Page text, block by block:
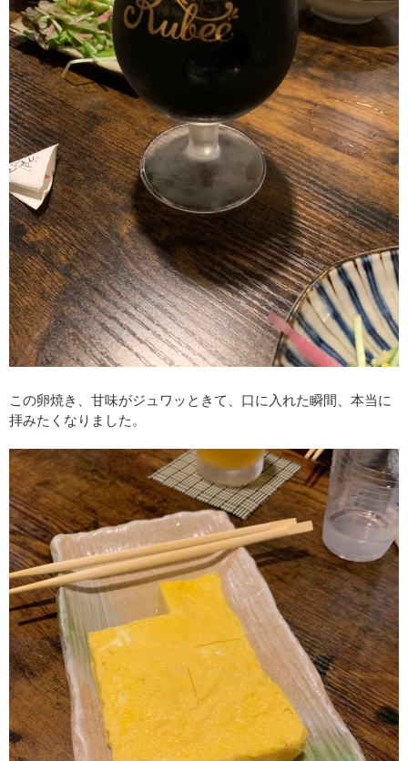
この卵焼き、甘味がジュワッときて、口に入れた瞬間、本当に
拝みたくなりました。